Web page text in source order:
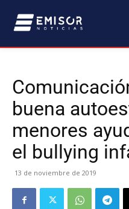
buena
menores
el bullying
13 de noviembre de 2019